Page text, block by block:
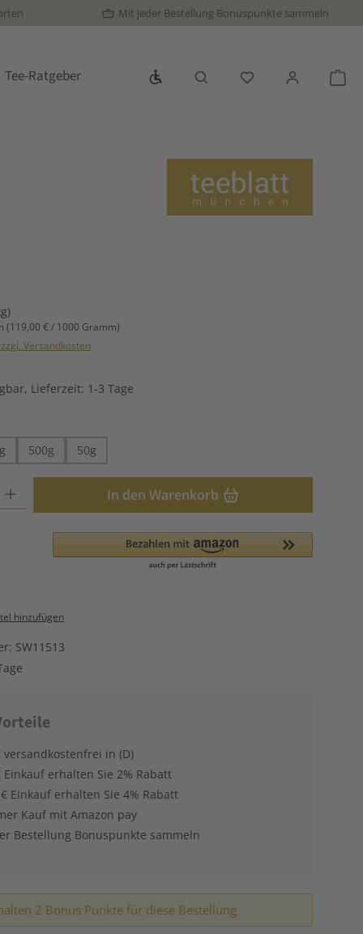
Mit jeder Bestellung Bonuspunkte sammeln
Tee-Ratgeber Werkzeugleiste anzeigen
Du hast 0
(119,00 € / 1000 Gramm)
Versandkosten
Lieferzeit: 1-3 Tage
500g 50g
Gib den gewünschten Wert ein oder benutze die Schaltflächen
In den Warenkorb
hinzufügen
SW11513
versandkostenfrei in (D)
Einkauf erhalten Sie 2% Rabatt
Einkauf erhalten Sie 4% Rabatt
Kauf mit Amazon pay
Bestellung Bonuspunkte sammeln
2 Bonus Punkte für diese Bestellung